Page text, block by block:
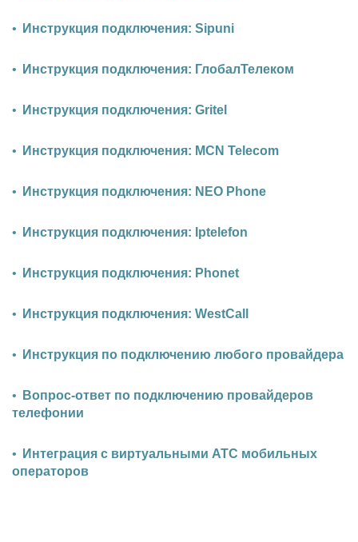
Инструкция подключения: Sipuni
Инструкция подключения: ГлобалТелеком
Инструкция подключения: Gritel
Инструкция подключения: MCN Telecom
Инструкция подключения: NEO Phone
Инструкция подключения: Iptelefon
Инструкция подключения: Phonet
Инструкция подключения: WestCall
Инструкция по подключению любого провайдера
Вопрос-ответ по подключению провайдеров
телефонии
Интеграция с виртуальными АТС мобильных
операторов